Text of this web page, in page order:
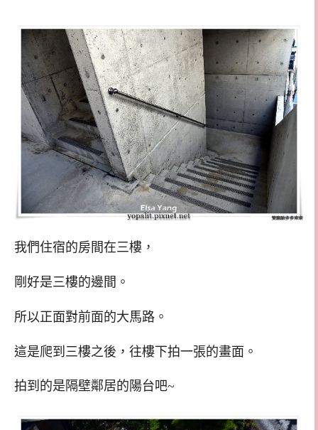
我們住宿的房間在三樓，
剛好是三樓的邊間。
所以正面對前面的大馬路。
這是爬到三樓之後，往樓下拍一張的畫面。
拍到的是隔壁鄰居的陽台吧~